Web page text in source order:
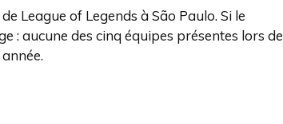
League of Legends à São Paulo. Si le
: aucune des cinq équipes présentes lors de